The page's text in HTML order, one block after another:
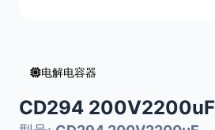
电解电容器
CD294 200V2200uF